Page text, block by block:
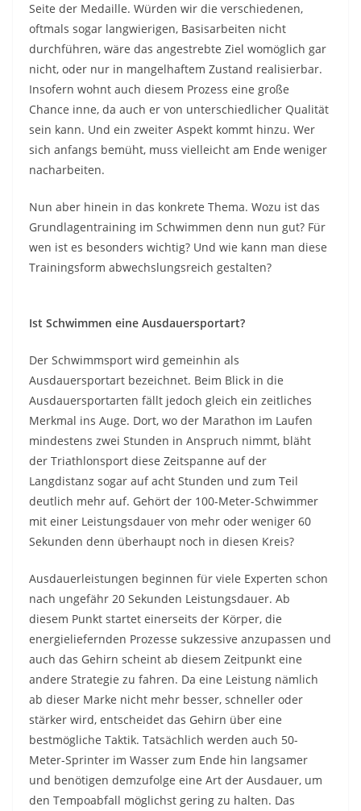
Seite der Medaille. Würden wir die verschiedenen,
oftmals sogar langwierigen, Basisarbeiten nicht
durchführen, wäre das angestrebte Ziel womöglich gar
nicht, oder nur in mangelhaftem Zustand realisierbar.
Insofern wohnt auch diesem Prozess eine große
Chance inne, da auch er von unterschiedlicher Qualität
sein kann. Und ein zweiter Aspekt kommt hinzu. Wer
sich anfangs bemüht, muss vielleicht am Ende weniger
nacharbeiten.
Nun aber hinein in das konkrete Thema. Wozu ist das
Grundlagentraining im Schwimmen denn nun gut? Für
wen ist es besonders wichtig? Und wie kann man diese
Trainingsform abwechslungsreich gestalten?
Ist Schwimmen eine Ausdauersportart?
Der Schwimmsport wird gemeinhin als
Ausdauersportart bezeichnet. Beim Blick in die
Ausdauersportarten fällt jedoch gleich ein zeitliches
Merkmal ins Auge. Dort, wo der Marathon im Laufen
mindestens zwei Stunden in Anspruch nimmt, bläht
der Triathlonsport diese Zeitspanne auf der
Langdistanz sogar auf acht Stunden und zum Teil
deutlich mehr auf. Gehört der 100-Meter-Schwimmer
mit einer Leistungsdauer von mehr oder weniger 60
Sekunden denn überhaupt noch in diesen Kreis?
Ausdauerleistungen beginnen für viele Experten schon
nach ungefähr 20 Sekunden Leistungsdauer. Ab
diesem Punkt startet einerseits der Körper, die
energieliefernden Prozesse sukzessive anzupassen und
auch das Gehirn scheint ab diesem Zeitpunkt eine
andere Strategie zu fahren. Da eine Leistung nämlich
ab dieser Marke nicht mehr besser, schneller oder
stärker wird, entscheidet das Gehirn über eine
bestmögliche Taktik. Tatsächlich werden auch 50-
Meter-Sprinter im Wasser zum Ende hin langsamer
und benötigen demzufolge eine Art der Ausdauer, um
den Tempoabfall möglichst gering zu halten. Das